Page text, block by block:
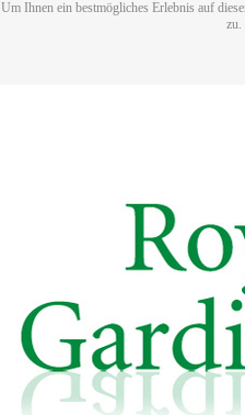
Um Ihnen ein bestmögliches Erlebnis auf
zu.